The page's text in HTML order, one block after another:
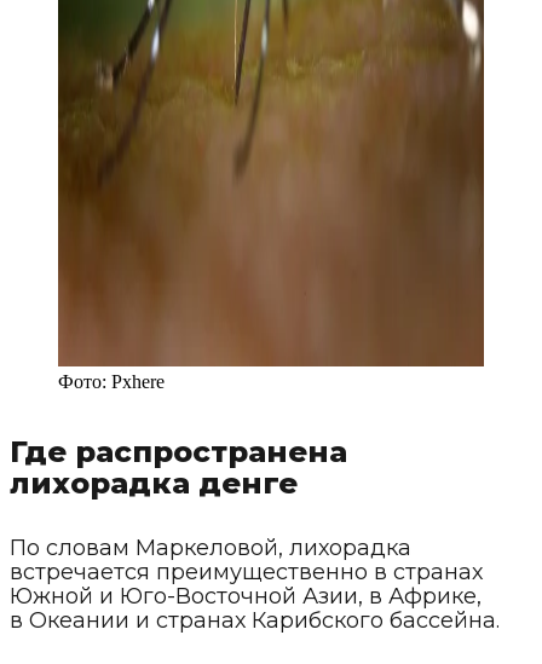
Фото: Pxhere
Где распространена
лихорадка денге
По словам Маркеловой, лихорадка
встречается преимущественно в странах
Южной и Юго-Восточной Азии, в Африке,
в Океании и странах Карибского бассейна.